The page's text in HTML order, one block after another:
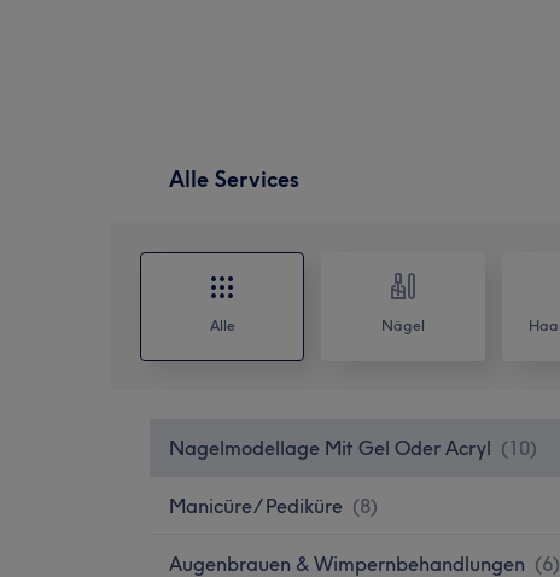
Alle Services
Alle Nägel
Nagelmodellage Mit Gel Oder Acryl (10)
Manicüre/ Pediküre (8)
Augenbrauen & Wimpernbehandlungen (6)